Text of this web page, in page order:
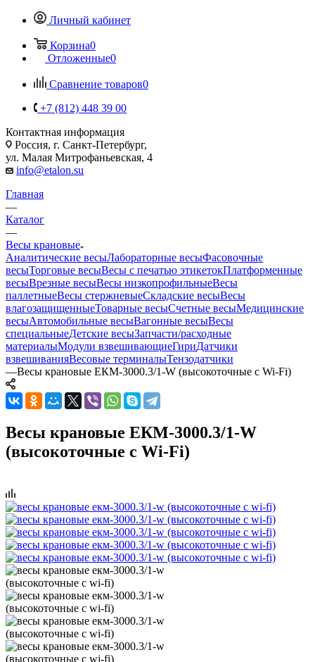
Личный кабинет
Корзина0
Отложенные0
Сравнение товаров0
+7 (812) 448 39 00
Контактная информация
Россия, г. Санкт-Петербург,
ул. Малая Митрофаньевская, 4
info@etalon.su
Главная
—
Каталог
—
Весы крановые
Аналитические весыЛабораторные весыФасовочные
весыТорговые весыВесы с печатью этикетокПлатформенные
весыВрезные весыВесы низкопрофильныеВесы
паллетныеВесы стержневыеСкладские весыВесы
влагозащищенныеТоварные весыСчетные весыМедицинские
весыАвтомобильные весыВагонные весыВесы
специальныеДетские весыЗапчасти/расходные
материалыМодули взвешивающиеГириДатчики
взвешиванияВесовые терминалыТензодатчики
—Весы крановые ЕКМ-3000.3/1-W (высокоточные с Wi-Fi)
Весы крановые ЕКМ-3000.3/1-W
(высокоточные с Wi-Fi)